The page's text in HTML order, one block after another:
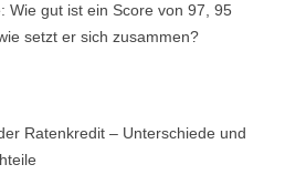
Wie gut ist ein Score von 97, 95
setzt er sich zusammen?
Ratenkredit – Unterschiede und